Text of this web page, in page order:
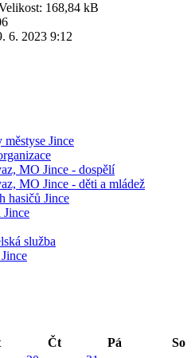
168,84 kB
6. 2023 9:12
městyse Jince
MO Jince - dospělí
MO Jince - děti a mládež
hasičů Jince
Jince
služba
Čt Pá
So